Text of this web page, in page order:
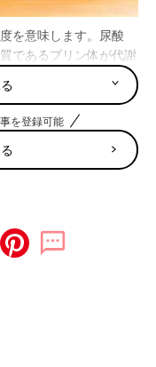
を意味します。尿酸
であるプリン体が代謝
らだに必要なものでは
として排泄されます。
れを超えると「高尿酸
、尿酸が過剰に産生さ
体内の尿酸のバランス
しまっている状態で
的な健康診断で尿酸値
を登録可能